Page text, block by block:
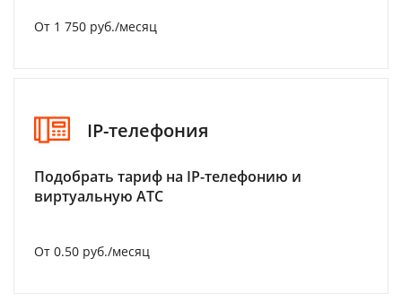
От 1 750 руб./месяц
IP-телефония
Подобрать тариф на IP-телефонию и
виртуальную АТС
От 0.50 руб./месяц